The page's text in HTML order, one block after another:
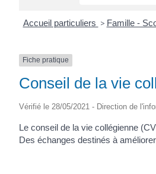
Accueil particuliers > Famille -
Fiche pratique
Conseil de la vie
Vérifié le 28/05/2021 - Direction de
Le conseil de la vie collégienne
Des échanges destinés à